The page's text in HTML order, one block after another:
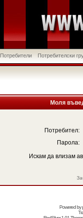
Потребители Потребителски
Моля
Потребител:
Парола:
Искам да влизам
Powered by